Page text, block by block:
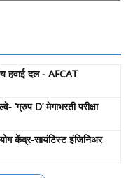
दल - AFCAT
D’ मेगाभरती परीक्षा
केंद्र-सायंटिस्ट इंजिनिअर